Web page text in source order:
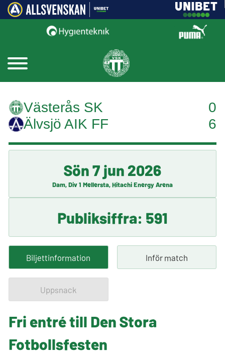
Västerås SK
0
Älvsjö AIK FF
6
Sön 7 jun 2026
Dam, Div 1 Mellersta, Hitachi Energy Arena
Publiksiffra: 591
Biljettinformation Inför match
Uppsnack
Fri entré till Den Stora
Fotbollsfesten